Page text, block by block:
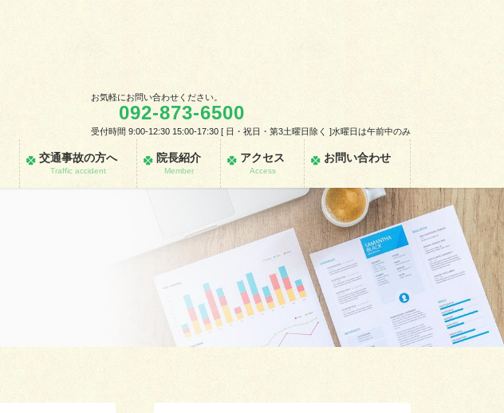
お気軽にお問い合わせください。
092-873-6500
受付時間 9:00-12:30 15:00-17:30 [ 日・祝日・第3土曜日除く ]水曜日は午前中のみ
交通事故の方へ
Traffic accident
院長紹介
Member
アクセス
Access
お問い合わせ